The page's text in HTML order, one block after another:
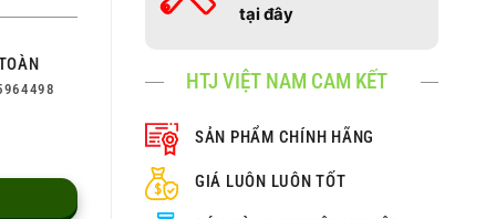
tại đây
HTJ VIỆT NAM CAM KẾT
SẢN PHẨM CHÍNH HÃNG
GIÁ LUÔN LUÔN TỐT